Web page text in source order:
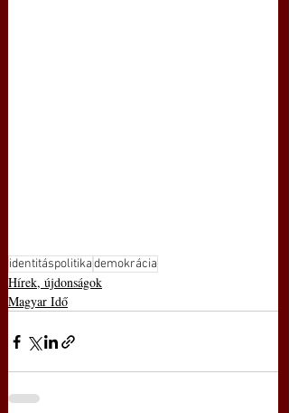
identitáspolitikademokrácia
Hírek, újdonságok
Magyar Idő